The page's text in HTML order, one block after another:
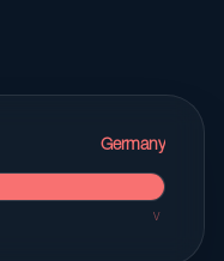
Germany
V